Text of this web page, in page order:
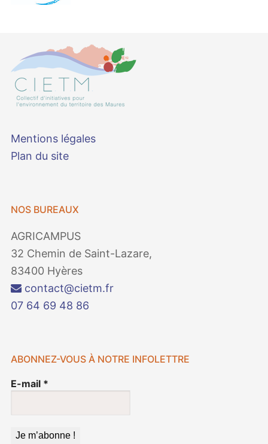
Mentions légales
Plan du site
NOS BUREAUX
AGRICAMPUS
32 Chemin de Saint-Lazare,
83400 Hyères
contact@cietm.fr
07 64 69 48 86
ABONNEZ-VOUS À NOTRE INFOLETTRE
E-mail *